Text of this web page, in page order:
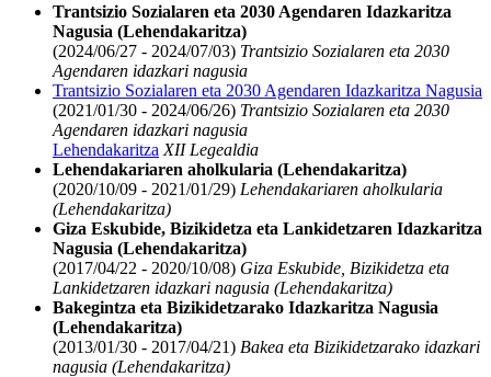
Trantsizio Sozialaren eta 2030 Agendaren Idazkaritza
Nagusia (Lehendakaritza)
(2024/06/27 - 2024/07/03) Trantsizio Sozialaren eta 2030
Agendaren idazkari nagusia
Trantsizio Sozialaren eta 2030 Agendaren Idazkaritza Nagusia
(2021/01/30 - 2024/06/26) Trantsizio Sozialaren eta 2030
Agendaren idazkari nagusia
Lehendakaritza XII Legealdia
Lehendakariaren aholkularia (Lehendakaritza)
(2020/10/09 - 2021/01/29) Lehendakariaren aholkularia
(Lehendakaritza)
Giza Eskubide, Bizikidetza eta Lankidetzaren Idazkaritza
Nagusia (Lehendakaritza)
(2017/04/22 - 2020/10/08) Giza Eskubide, Bizikidetza eta
Lankidetzaren idazkari nagusia (Lehendakaritza)
Bakegintza eta Bizikidetzarako Idazkaritza Nagusia
(Lehendakaritza)
(2013/01/30 - 2017/04/21) Bakea eta Bizikidetzarako idazkari
nagusia (Lehendakaritza)